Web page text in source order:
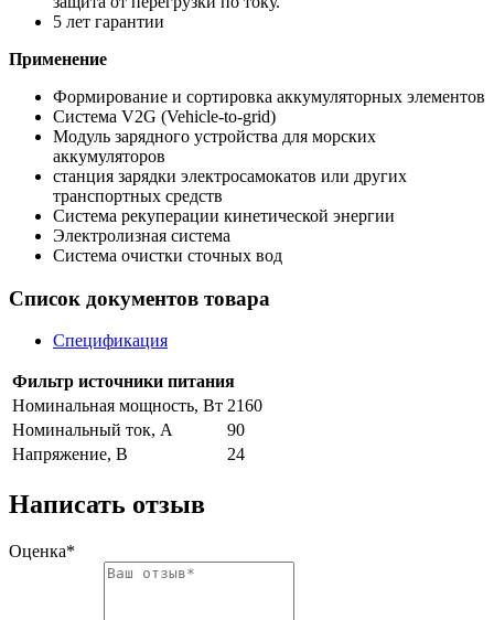
5 лет гарантии
Применение
Формирование и сортировка аккумуляторных элементов
Система V2G (Vehicle-to-grid)
Модуль зарядного устройства для морских
аккумуляторов
станция зарядки электросамокатов или других
транспортных средств
Система рекуперации кинетической энергии
Электролизная система
Система очистки сточных вод
Список документов товара
Спецификация
Фильтр источники питания
Номинальная мощность, Вт 2160
Номинальный ток, A
90
Напряжение, В
24
Написать отзыв
Оценка*